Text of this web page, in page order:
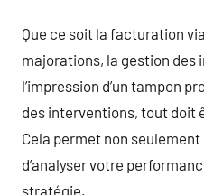
Que ce soit la facturation
majorations, la gestion des
l’impression d’un tampon
des interventions, tout doit
Cela permet non seulement
d’analyser votre
stratégie.